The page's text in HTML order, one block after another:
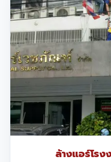
ล้างแอร์โรง